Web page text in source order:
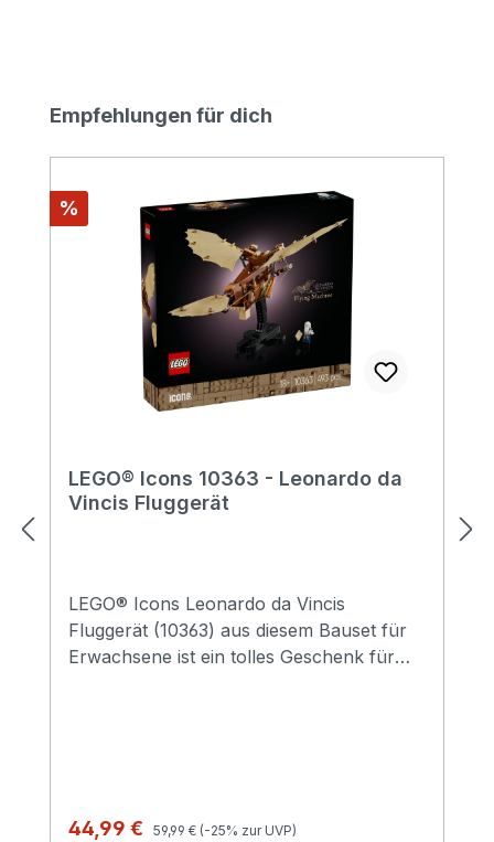
Produktgalerie überspringen
Empfehlungen für dich
Rabatt
%
LEGO® Icons 10363 - Leonardo da
Vincis Fluggerät
LEGO® Icons Leonardo da Vincis
Fluggerät (10363) aus diesem Bauset für
Erwachsene ist ein tolles Geschenk für
Flugzeugzelle und stoffbespannten
Verkaufspreis:
44,99 € Regulärer Preis:
59,99 € (-25% zur UVP)